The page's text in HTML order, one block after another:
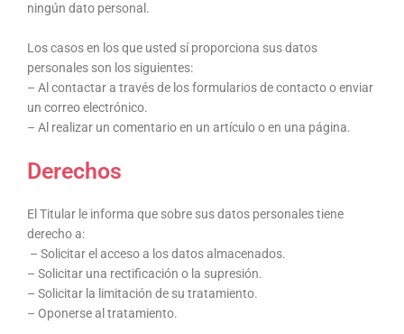
ningún dato personal.
Los casos en los que usted sí proporciona sus datos
personales son los siguientes:
– Al contactar a través de los formularios de contacto o enviar
un correo electrónico.
– Al realizar un comentario en un artículo o en una página.
Derechos
El Titular le informa que sobre sus datos personales tiene
derecho a:
– Solicitar el acceso a los datos almacenados.
– Solicitar una rectificación o la supresión.
– Solicitar la limitación de su tratamiento.
– Oponerse al tratamiento.